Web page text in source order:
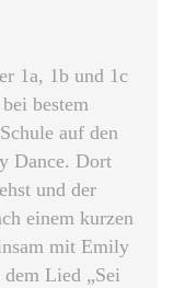
1a, 1b und 1c
bestem
auf den
Dance. Dort
und der
einem kurzen
mit Emily
dem Lied „Sei